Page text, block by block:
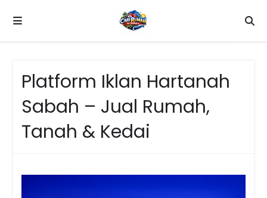
Platform Iklan Hartanah
Sabah – Jual Rumah,
Tanah & Kedai